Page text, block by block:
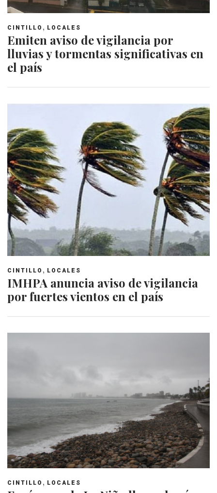
CINTILLO , LOCALES
Emiten aviso de vigilancia por
lluvias y tormentas significativas en
el país
CINTILLO , LOCALES
IMHPA anuncia aviso de vigilancia
por fuertes vientos en el país
CINTILLO , LOCALES